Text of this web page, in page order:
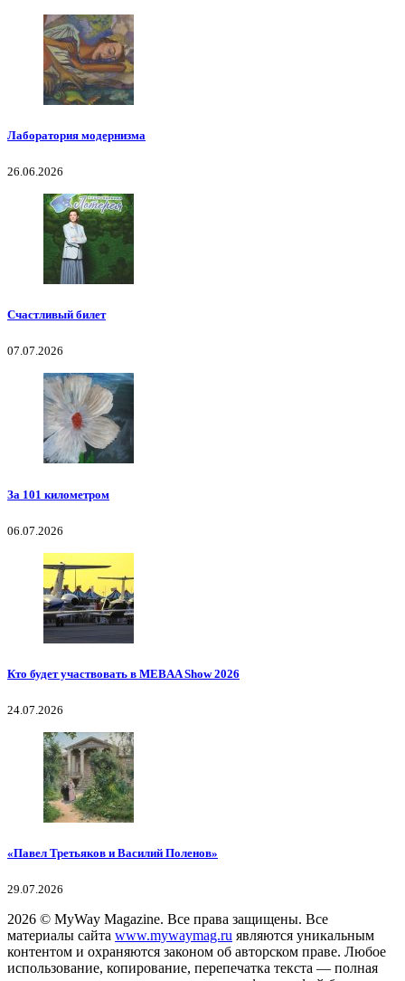
Лаборатория модернизма
26.06.2026
Счастливый билет
07.07.2026
За 101 километром
06.07.2026
Кто будет участвовать в MEBAA Show 2026
24.07.2026
«Павел Третьяков и Василий Поленов»
29.07.2026
2026 © MyWay Magazine. Все права защищены. Все
материалы сайта www.mywaymag.ru являются уникальным
контентом и охраняются законом об авторском праве. Любое
использование, копирование, перепечатка текста — полная